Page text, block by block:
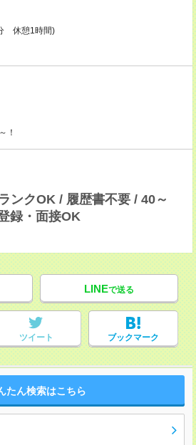
休憩1時間)
！
ンクOK / 履歴書不要 / 40～
録・面接OK
LINEで送る
ツイート ブックマーク
たん検索はこちら